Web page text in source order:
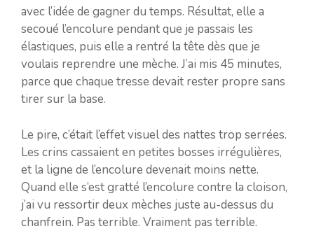
avec l’idée de gagner du temps. Résultat, elle a
secoué l’encolure pendant que je passais les
élastiques, puis elle a rentré la tête dès que je
voulais reprendre une mèche. J’ai mis 45 minutes,
parce que chaque tresse devait rester propre sans
tirer sur la base.
Le pire, c’était l’effet visuel des nattes trop serrées.
Les crins cassaient en petites bosses irrégulières,
et la ligne de l’encolure devenait moins nette.
Quand elle s’est gratté l’encolure contre la cloison,
j’ai vu ressortir deux mèches juste au-dessus du
chanfrein. Pas terrible. Vraiment pas terrible.